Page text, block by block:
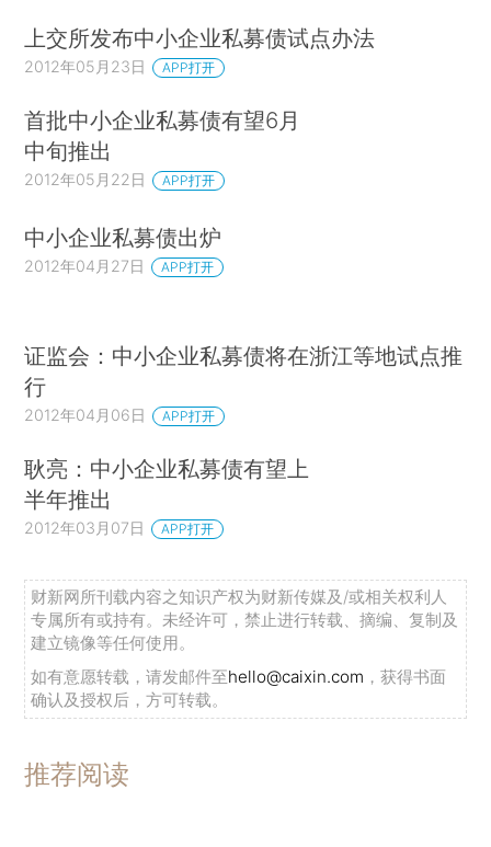
上交所发布中小企业私募债试点办法
2012年05月23日 APP打开
首批中小企业私募债有望6月
中旬推出
2012年05月22日 APP打开
中小企业私募债出炉
2012年04月27日 APP打开
证监会：中小企业私募债将在浙江等地试点推
行
2012年04月06日 APP打开
耿亮：中小企业私募债有望上
半年推出
2012年03月07日 APP打开
财新网所刊载内容之知识产权为财新传媒及/或相关权利人
专属所有或持有。未经许可，禁止进行转载、摘编、复制及
建立镜像等任何使用。
如有意愿转载，请发邮件至hello@caixin.com ，获得书面
确认及授权后，方可转载。
推荐阅读